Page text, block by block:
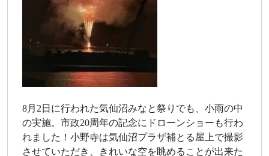
8月2日に行われた気仙沼みなと祭りでも、小雨の中
の実施。市政20周年の記念にドローンショーも行わ
れました！小野寺は気仙沼プラザ補とる屋上で撮影
させていただき、きれいな空を眺めることが出来た